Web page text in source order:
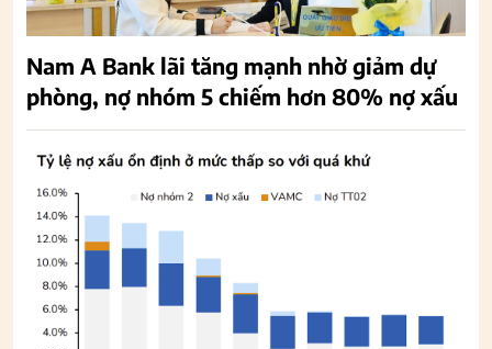
Nam A Bank lãi tăng mạnh nhờ giảm dự
phòng, nợ nhóm 5 chiếm hơn 80% nợ xấu